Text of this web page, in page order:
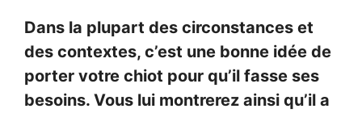
Dans la plupart des circonstances et
des contextes, c’est une bonne idée de
porter votre chiot pour qu’il fasse ses
besoins. Vous lui montrerez ainsi qu’il a